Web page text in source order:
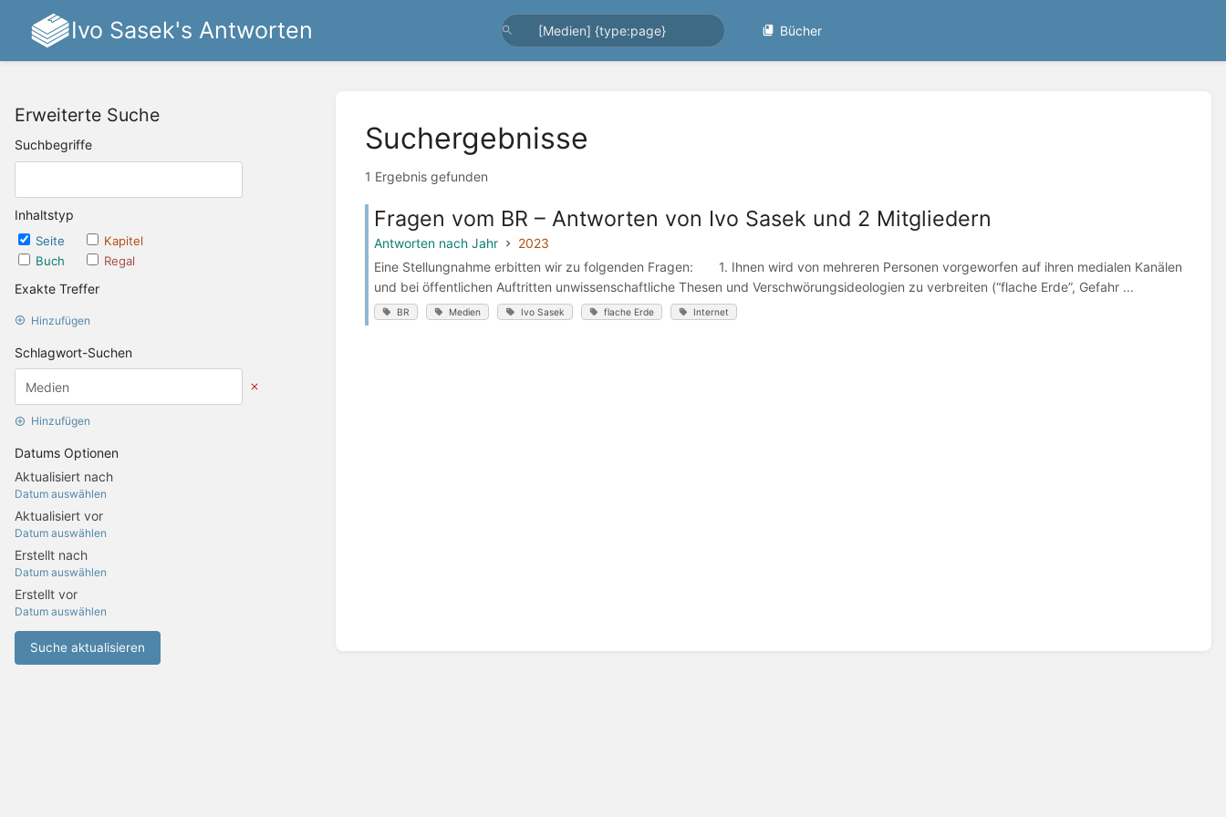
Ivo Sasek's Antworten Bücher
Erweiterte Suche
Suchbegriffe
Inhaltstyp
Seite
Kapitel
Buch
Regal
Exakte Treffer
Hinzufügen
Schlagwort-Suchen
Hinzufügen
Datums Optionen
Aktualisiert nach
Datum auswählen
Aktualisiert vor
Datum auswählen
Erstellt nach
Datum auswählen
Erstellt vor
Datum auswählen
Suche aktualisieren
Suchergebnisse
1 Ergebnis gefunden
Fragen vom BR – Antworten von Ivo Sasek und 2 Mitgliedern
Antworten nach Jahr
2023
Eine Stellungnahme erbitten wir zu folgenden Fragen: 1. Ihnen wird von mehreren Personen vorgeworfen auf ihren medialen Kanälen
und bei öffentlichen Auftritten unwissenschaftliche Thesen und Verschwörungsideologien zu verbreiten (“flache Erde”, Gefahr ...
BR Medien Ivo Sasek flache Erde Internet